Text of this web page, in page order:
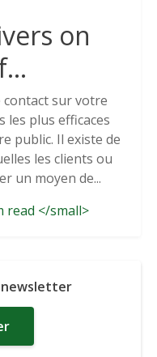
on
sur votre
les plus efficaces
public. Il existe de
les clients ou
un moyen de...
read </small>
newsletter